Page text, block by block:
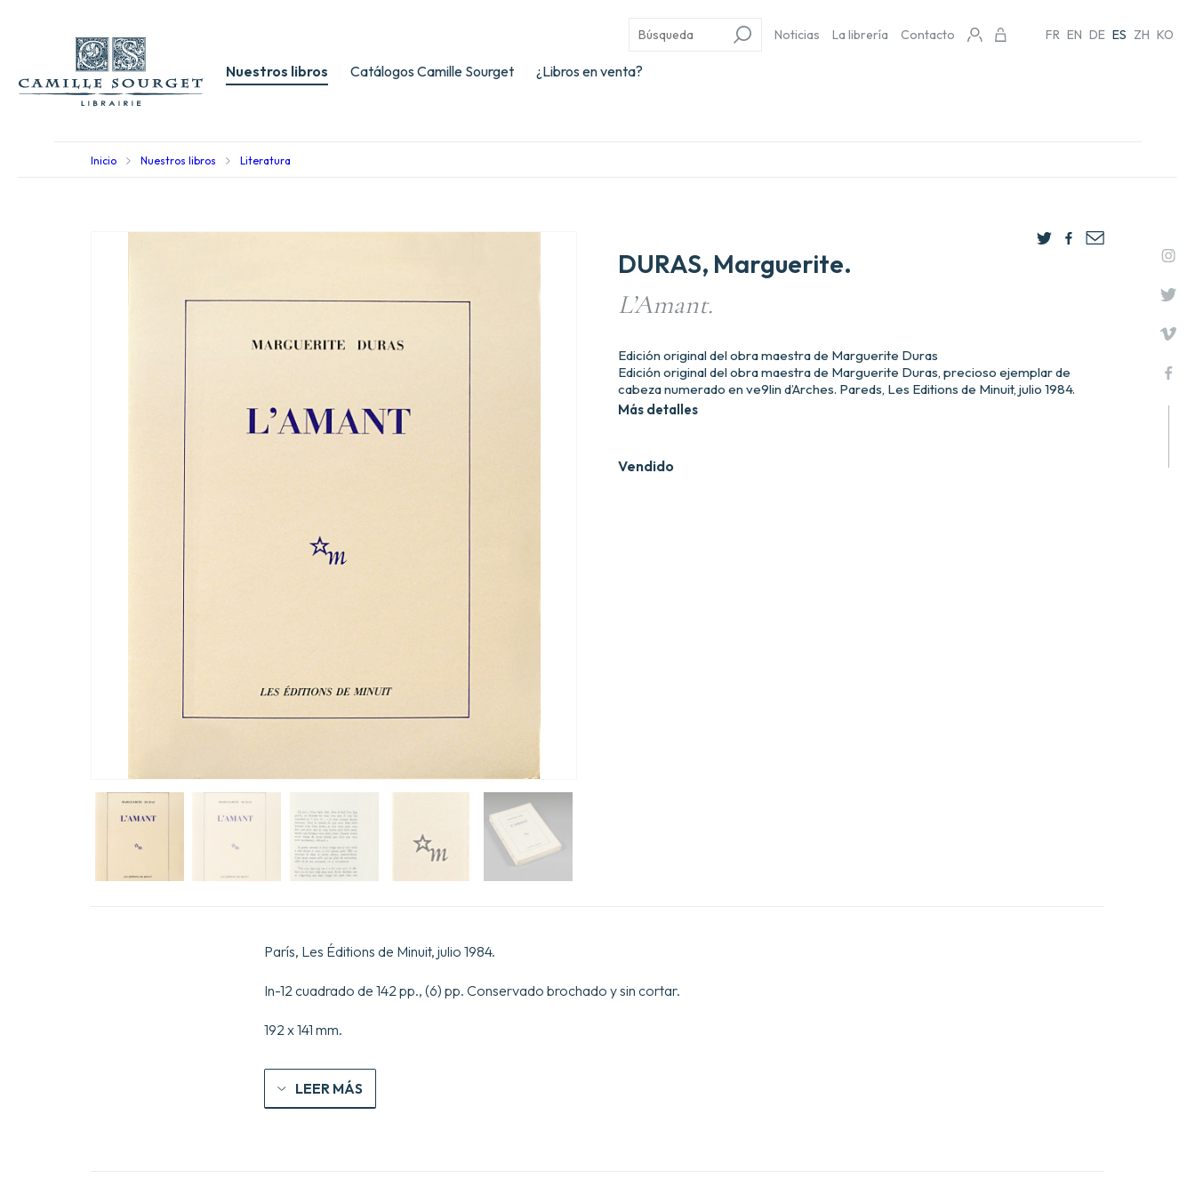
Nuestros libros Catálogos Camille Sourget ¿Libros en venta?
Noticias La librería Contacto FR EN DE ES ZH KO
Inicio Nuestros libros Literatura
DURAS, Marguerite.
L’Amant.
Vendido
Edición original del obra maestra de Marguerite Duras
Edición original del obra maestra de Marguerite Duras, precioso ejemplar de
cabeza numerado en ve9lin d’Arches. Pareds, Les Editions de Minuit, julio 1984.
Más detalles
París, Les Éditions de Minuit, julio 1984.
In-12 cuadrado de 142 pp., (6) pp. Conservado brochado y sin cortar.
192 x 141 mm.
LEER MÁS